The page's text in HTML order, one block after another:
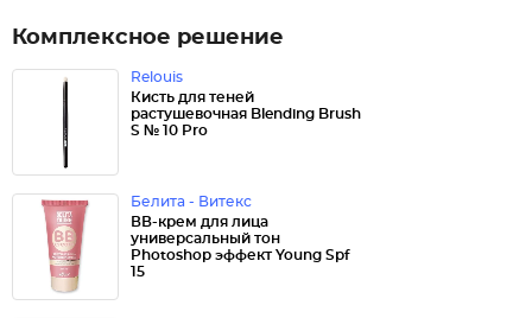
Комплексное решение
Relouis
Кисть для теней
растушевочная Blending Brush
S № 10 Pro
Белита - Витекс
ВВ-крем для лица
универсальный тон
Photoshop эффект Young Spf
15